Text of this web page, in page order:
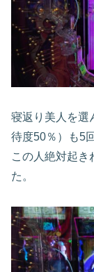
寝返り美人を選
待度50％）も5
この人絶対起き
た。